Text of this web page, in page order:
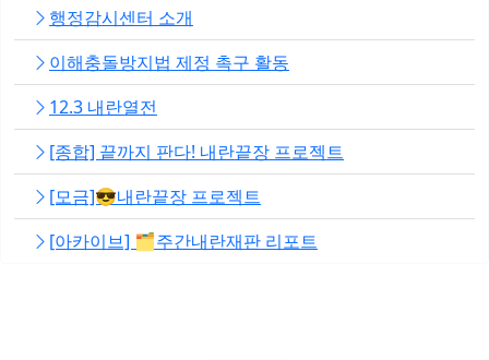
행정감시센터 소개
이해충돌방지법 제정 촉구 활동
12.3 내란열전
[종합] 끝까지 판다! 내란끝장 프로젝트
[모금]😎내란끝장 프로젝트
[아카이브] 🗂️주간내란재판 리포트